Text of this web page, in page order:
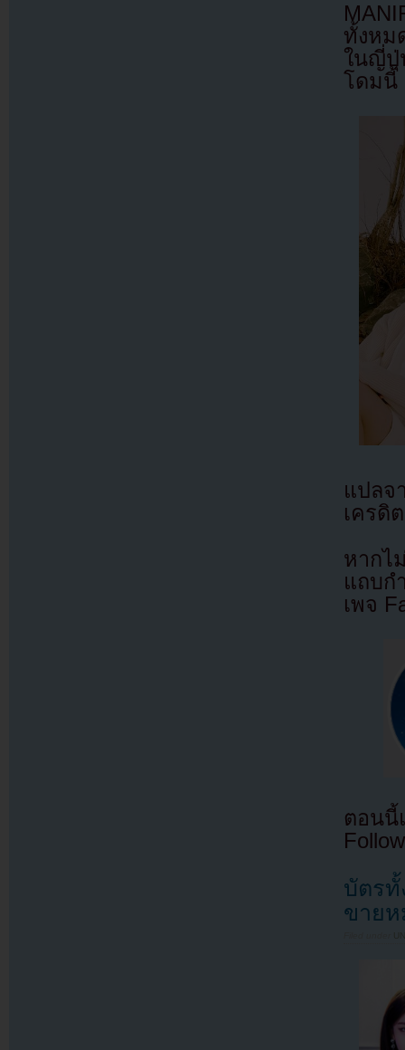
ทั้งหม
ในญี่ปุ่
โดมนี้
แปล
เครดิ
หากไ
แถบก
เพจ
ตอนนี้
บัตรทั้
ขายห